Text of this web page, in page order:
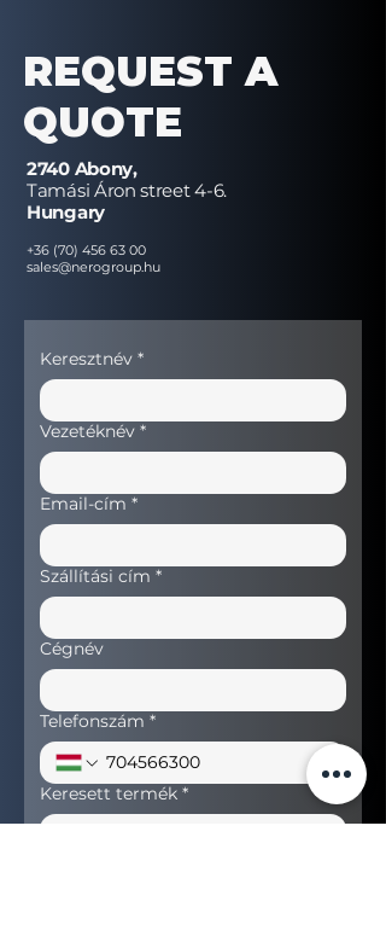
REQUEST A
QUOTE
2740 Abony,
Tamási Áron street 4-6.
Hungary
+36 (70) 456 63 00
sales@nerogroup.hu
Keresztnév *
Vezetéknév *
Email-cím *
Szállítási cím *
Cégnév
Telefonszám *
Keresett termék *